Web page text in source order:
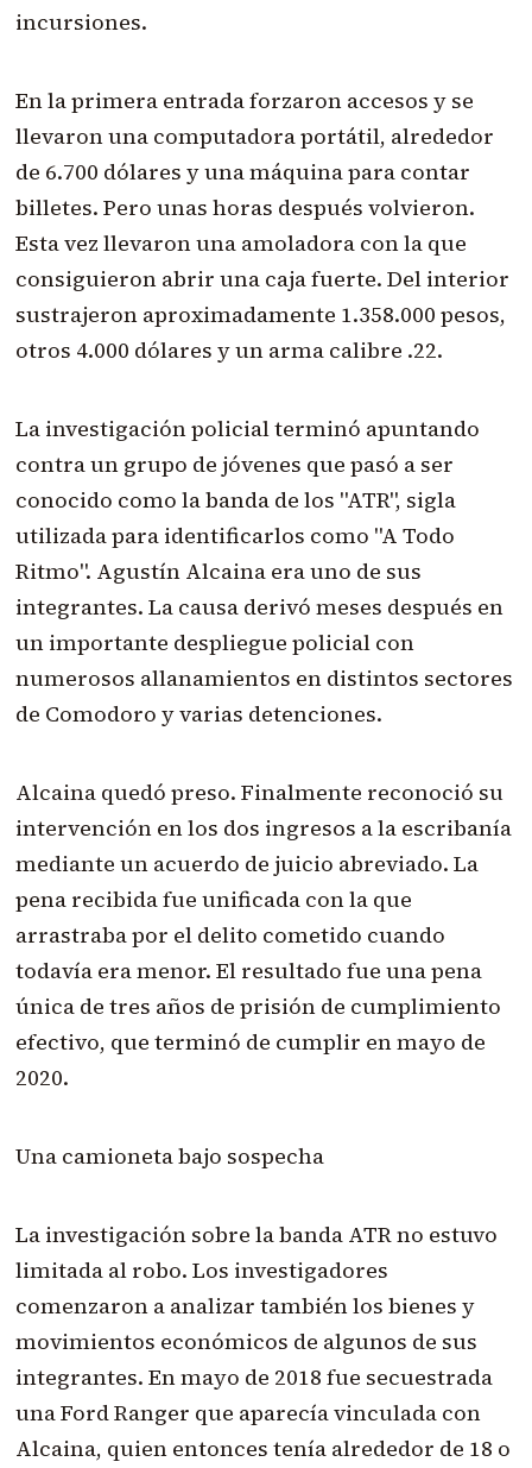
incursiones.
En la primera entrada forzaron accesos y se
llevaron una computadora portátil, alrededor
de 6.700 dólares y una máquina para contar
billetes. Pero unas horas después volvieron.
Esta vez llevaron una amoladora con la que
consiguieron abrir una caja fuerte. Del interior
sustrajeron aproximadamente 1.358.000 pesos,
otros 4.000 dólares y un arma calibre .22.
La investigación policial terminó apuntando
contra un grupo de jóvenes que pasó a ser
conocido como la banda de los "ATR", sigla
utilizada para identificarlos como "A Todo
Ritmo". Agustín Alcaina era uno de sus
integrantes. La causa derivó meses después en
un importante despliegue policial con
numerosos allanamientos en distintos sectores
de Comodoro y varias detenciones.
Alcaina quedó preso. Finalmente reconoció su
intervención en los dos ingresos a la escribanía
mediante un acuerdo de juicio abreviado. La
pena recibida fue unificada con la que
arrastraba por el delito cometido cuando
todavía era menor. El resultado fue una pena
única de tres años de prisión de cumplimiento
efectivo, que terminó de cumplir en mayo de
2020.
Una camioneta bajo sospecha
La investigación sobre la banda ATR no estuvo
limitada al robo. Los investigadores
comenzaron a analizar también los bienes y
movimientos económicos de algunos de sus
integrantes. En mayo de 2018 fue secuestrada
una Ford Ranger que aparecía vinculada con
Alcaina, quien entonces tenía alrededor de 18 o